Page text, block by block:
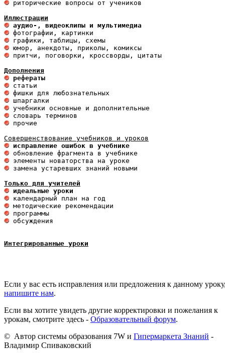
риторические вопросы от учеников
Иллюстрации
аудио-, видеоклипы и мультимедиа
притчи, поговорки, кроссворды, цитаты
Дополнения
рефераты
прочие
исправление ошибок в учебнике
замена устаревших знаний новыми
Только для учителей
идеальные уроки
обсуждения
Интегрированные уроки
Если у вас есть исправления или предложения к данному
напишите нам.
Если вы хотите увидеть другие корректировки и пожелания к
урокам, смотрите здесь - Образовательный форум.
© Автор системы образования 7W и Гипермаркета Знаний -
Владимир Спиваковский